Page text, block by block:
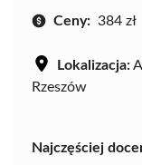
Ceny: 384 zł
Lokalizacja:
Rzeszów
Najczęściej